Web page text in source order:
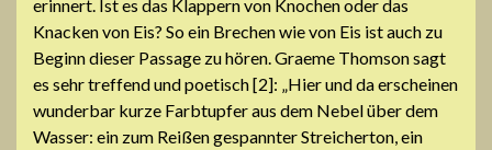
erinnert. Ist es das Klappern von Knochen oder das
Knacken von Eis? So ein Brechen wie von Eis ist auch zu
Beginn dieser Passage zu hören. Graeme Thomson sagt
es sehr treffend und poetisch [2]: „Hier und da erscheinen
wunderbar kurze Farbtupfer aus dem Nebel über dem
Wasser: ein zum Reißen gespannter Streicherton, ein